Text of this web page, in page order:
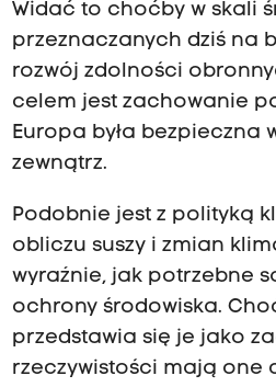
Widać to choćby w skali
przeznaczanych dziś na
rozwój zdolności
celem jest zachowanie
Europa była bezpieczna
zewnątrz.
Podobnie jest z polityką
obliczu suszy i zmian
wyraźnie, jak potrzebne
ochrony środowiska.
przedstawia się je jako
rzeczywistości mają one